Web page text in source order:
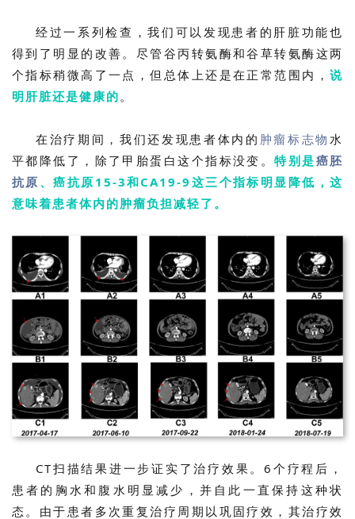
页
行
业
资
讯
医
学
经过一系列检查，我们可以发现患者的肝脏功能也
得到了明显的改善。尽管谷丙转氨酶和谷草转氨酶这两
个指标稍微高了一点，但总体上还是在正常范围内， 说
明肝脏还是健康的 。
在治疗期间，我们还发现患者体内的 肿瘤标志物 水
平都降低了，除了甲胎蛋白这个指标没变。特别是癌胚
抗原 、癌抗原15-3和CA19-9这三个指标明显降低，这
意味着患者体内的肿瘤负担减轻了。
CT扫描结果进一步证实了治疗效果。6个疗程后，
患者的胸水和腹水明显减少，并自此一直保持这种状
态。由于患者多次重复治疗周期以巩固疗效，其治疗效